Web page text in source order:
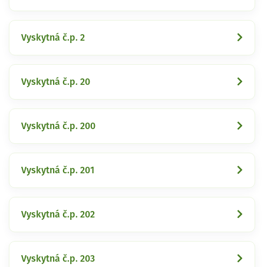
Vyskytná č.p. 2
Vyskytná č.p. 20
Vyskytná č.p. 200
Vyskytná č.p. 201
Vyskytná č.p. 202
Vyskytná č.p. 203